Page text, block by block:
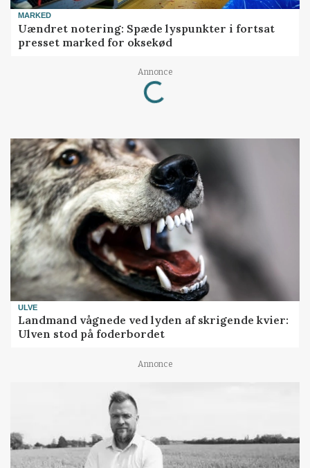
MARKED
Uændret notering: Spæde lyspunkter i fortsat
presset marked for oksekød
Annonce
Loading...
ULVE
Landmand vågnede ved lyden af skrigende kvier:
Ulven stod på foderbordet
Annonce